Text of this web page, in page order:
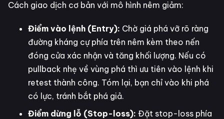
Cách giao dịch cơ bản với mô hình nêm giảm:
Điểm vào lệnh (Entry): Chờ giá phá vỡ rõ ràng
đường kháng cự phía trên nêm kèm theo nến
đóng cửa xác nhận và tăng khối lượng. Nếu có
pullback nhẹ về vùng phá thì ưu tiên vào lệnh khi
retest thành công. Tóm lại, bạn chỉ vào khi phá
có lực, tránh bắt phá giả.
Điểm dừng lỗ (Stop-loss): Đặt stop-loss phía